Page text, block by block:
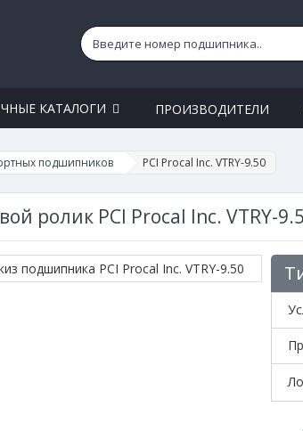
КАТАЛОГИ ПРОИЗВОДИТЕЛИ
подшипников PCI Procal Inc. VTRY-9.50
ролик PCI Procal Inc. VTRY-